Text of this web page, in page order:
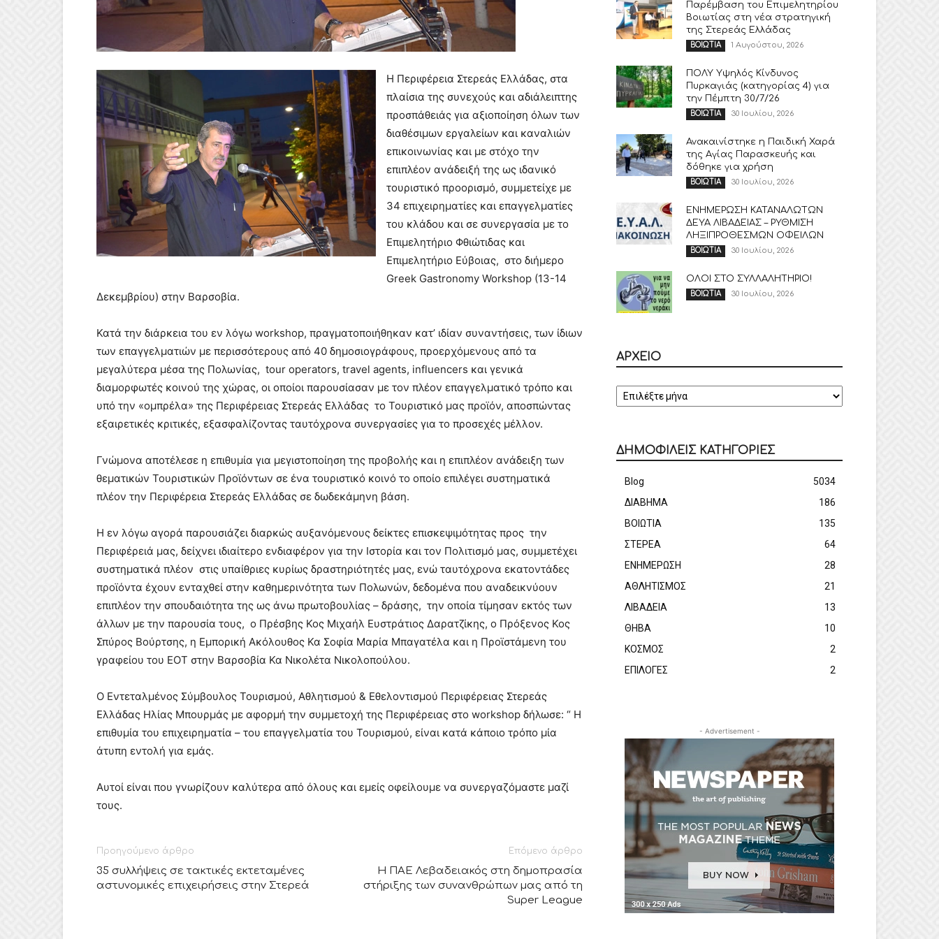
Η Περιφέρεια Στερεάς Ελλάδας, στα
πλαίσια της συνεχούς και αδιάλειπτης
προσπάθειάς για αξιοποίηση όλων των
διαθέσιμων εργαλείων και καναλιών
επικοινωνίας και με στόχο την
επιπλέον ανάδειξή της ως ιδανικό
τουριστικό προορισμό, συμμετείχε με
34 επιχειρηματίες και επαγγελματίες
του κλάδου και σε συνεργασία με το
Επιμελητήριο Φθιώτιδας και
Επιμελητήριο Εύβοιας, στο διήμερο
Greek Gastronomy Workshop (13-14
Δεκεμβρίου) στην Βαρσοβία.
Κατά την διάρκεια του εν λόγω workshop, πραγματοποιήθηκαν κατ’ ιδίαν συναντήσεις, των ίδιων
των επαγγελματιών με περισσότερους από 40 δημοσιογράφους, προερχόμενους από τα
μεγαλύτερα μέσα της Πολωνίας, tour operators, travel agents, influencers και γενικά
διαμορφωτές κοινού της χώρας, οι οποίοι παρουσίασαν με τον πλέον επαγγελματικό τρόπο και
υπό την «ομπρέλα» της Περιφέρειας Στερεάς Ελλάδας το Τουριστικό μας προϊόν, αποσπώντας
εξαιρετικές κριτικές, εξασφαλίζοντας ταυτόχρονα συνεργασίες για το προσεχές μέλλον.
Γνώμονα αποτέλεσε η επιθυμία για μεγιστοποίηση της προβολής και η επιπλέον ανάδειξη των
θεματικών Τουριστικών Προϊόντων σε ένα τουριστικό κοινό το οποίο επιλέγει συστηματικά
πλέον την Περιφέρεια Στερεάς Ελλάδας σε δωδεκάμηνη βάση.
Η εν λόγω αγορά παρουσιάζει διαρκώς αυξανόμενους δείκτες επισκεψιμότητας προς την
Περιφέρειά μας, δείχνει ιδιαίτερο ενδιαφέρον για την Ιστορία και τον Πολιτισμό μας, συμμετέχει
συστηματικά πλέον στις υπαίθριες κυρίως δραστηριότητές μας, ενώ ταυτόχρονα εκατοντάδες
προϊόντα έχουν ενταχθεί στην καθημερινότητα των Πολωνών, δεδομένα που αναδεικνύουν
επιπλέον την σπουδαιότητα της ως άνω πρωτοβουλίας – δράσης, την οποία τίμησαν εκτός των
άλλων με την παρουσία τους, ο Πρέσβης Κος Μιχαήλ Ευστράτιος Δαρατζίκης, ο Πρόξενος Κος
Σπύρος Βούρτσης, η Εμπορική Ακόλουθος Κα Σοφία Μαρία Μπαγατέλα και η Προϊστάμενη του
γραφείου του ΕΟΤ στην Βαρσοβία Κα Νικολέτα Νικολοπούλου.
Ο Εντεταλμένος Σύμβουλος Τουρισμού, Αθλητισμού & Εθελοντισμού Περιφέρειας Στερεάς
Ελλάδας Ηλίας Μπουρμάς με αφορμή την συμμετοχή της Περιφέρειας στο workshop δήλωσε: “ Η
επιθυμία του επιχειρηματία – του επαγγελματία του Τουρισμού, είναι κατά κάποιο τρόπο μία
άτυπη εντολή για εμάς.
Αυτοί είναι που γνωρίζουν καλύτερα από όλους και εμείς οφείλουμε να συνεργαζόμαστε μαζί
τους.
Προηγούμενο άρθρο
35 συλλήψεις σε τακτικές εκτεταμένες
αστυνομικές επιχειρήσεις στην Στερεά
Επόμενο άρθρο
Η ΠΑΕ Λεβαδειακός στη δημοπρασία
στήριξης των συνανθρώπων μας από τη
Super League
Παρέμβαση του Επιμελητηρίου
Βοιωτίας στη νέα στρατηγική
της Στερεάς Ελλάδας
ΒΟΙΩΤΙΑ 1 Αυγούστου, 2026
ΠΟΛΥ Υψηλός Κίνδυνος
Πυρκαγιάς (κατηγορίας 4) για
την Πέμπτη 30/7/26
ΒΟΙΩΤΙΑ 30 Ιουλίου, 2026
Ανακαινίστηκε η Παιδική Χαρά
της Αγίας Παρασκευής και
δόθηκε για χρήση
ΒΟΙΩΤΙΑ 30 Ιουλίου, 2026
ΕΝΗΜΕΡΩΣΗ ΚΑΤΑΝΑΛΩΤΩΝ
ΔΕΥΑ ΛΙΒΑΔΕΙΑΣ – ΡΥΘΜΙΣΗ
ΛΗΞΙΠΡΟΘΕΣΜΩΝ ΟΦΕΙΛΩΝ
ΒΟΙΩΤΙΑ 30 Ιουλίου, 2026
ΟΛΟΙ ΣΤΟ ΣΥΛΛΑΛΗΤΗΡΙΟ!
ΒΟΙΩΤΙΑ 30 Ιουλίου, 2026
ΑΡΧΕΙΟ
ΔΗΜΟΦΙΛΕΙΣ ΚΑΤΗΓΟΡΙΕΣ
Blog
5034
ΔΙΑΒΗΜΑ
186
ΒΟΙΩΤΙΑ
135
ΣΤΕΡΕΑ
64
ΕΝΗΜΕΡΩΣΗ
28
ΑΘΛΗΤΙΣΜΟΣ
21
ΛΙΒΑΔΕΙΑ
13
ΘΗΒΑ
10
ΚΟΣΜΟΣ
2
ΕΠΙΛΟΓΕΣ
2
- Advertisement -